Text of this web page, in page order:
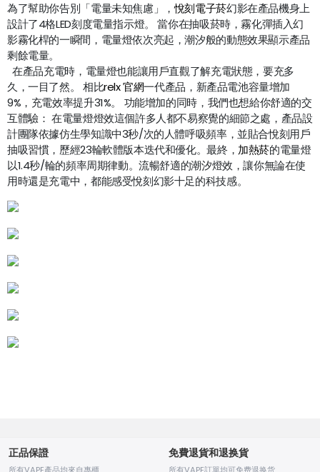
為了幫助你告別「電量未知焦慮」，悅刻電子菸幻影在產品機身上
設計了4格LED刻度電量指示燈。 當你在抽吸菸時，霧化彈插入幻
影霧化桿的一瞬間，電量燈依次亮起，潮汐般的動態效果顯示產品
剩餘電量。
在產品充電時，電量燈也能讓用戶直觀了解充電狀態，要充多
久，一目了然。 相比relx 官網一代產品，新產品電池容量增加
9%，充電效率提升31%。 功能增加的同時，我們也想給你舒適的交
互體驗： 在電量燈燈效這個許多人都不易察覺的細節之處，產品設
計團隊依據仿生學知識中3秒/次的人體呼吸頻率，並貼合悅刻用戶
抽吸習慣，歷經23輪軟體版本迭代和優化。最終， 加熱菸的電量燈
以1.4秒/輪的頻率周期律動。流暢舒適的潮汐燈效，讓你無論在使
用時還是充電中，都能感受悅刻幻影十足的科技感。
正品保證 免費退貨和退换貨